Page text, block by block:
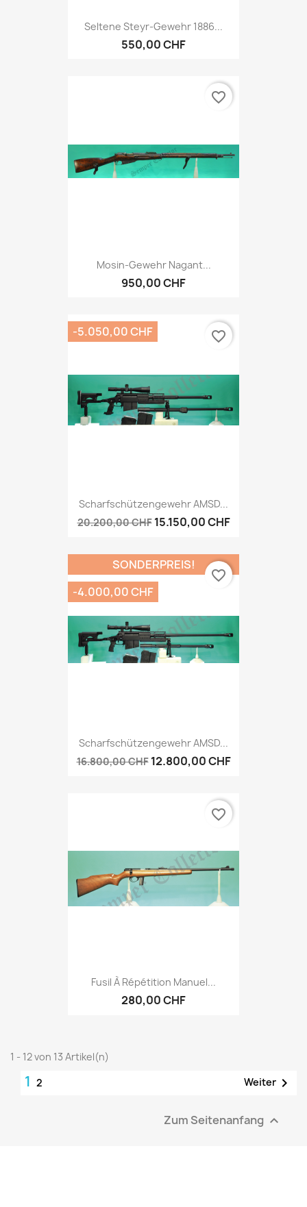
Seltene Steyr-Gewehr 1886...
550,00 CHF
Mosin-Gewehr Nagant...
950,00 CHF
favorite_border
Scharfschützengewehr AMSD...
20.200,00 CHF 15.150,00 CHF
-5.050,00 CHF favorite_border
Scharfschützengewehr AMSD...
16.800,00 CHF 12.800,00 CHF
SONDERPREIS!
-4.000,00 CHF
favorite_border
Fusil À Répétition Manuel...
280,00 CHF
favorite_border
1 - 12 von 13 Artikel(n)
1 2 Weiter 
Zum Seitenanfang 